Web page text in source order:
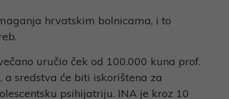
hrvatskim bolnicama, i to
uručio ček od 100.000 kuna prof.
a sredstva će biti iskorištena za
psihijatriju. INA je kroz 10